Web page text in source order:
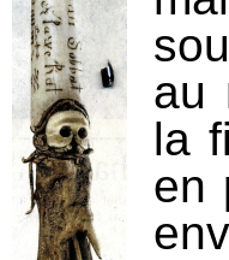
au
la
en